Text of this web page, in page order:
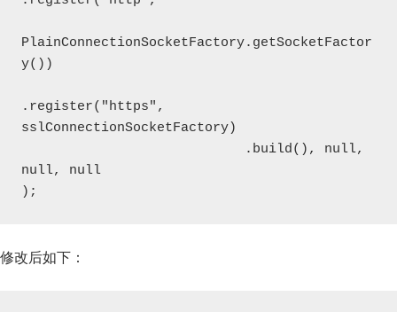
PlainConnectionSocketFactory.getSocketFactor
y())
.register("https",
sslConnectionSocketFactory)
null, null
);
修改后如下：